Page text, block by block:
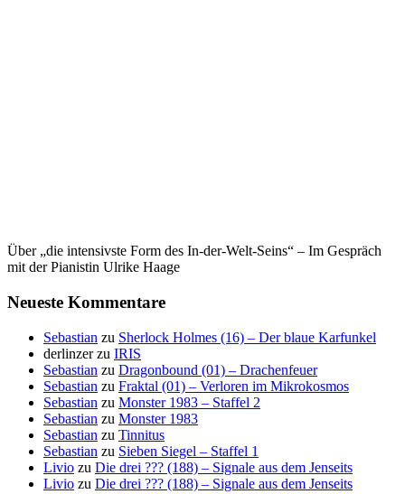
Über „die intensivste Form des In-der-Welt-Seins“ – Im Gespräch
mit der Pianistin Ulrike Haage
Neueste Kommentare
Sebastian zu Sherlock Holmes (16) – Der blaue Karfunkel
derlinzerzu IRIS
Sebastian zu Dragonbound (01) – Drachenfeuer
Sebastian zu Fraktal (01) – Verloren im Mikrokosmos
Sebastian zu Monster 1983 – Staffel 2
Sebastian zu Monster 1983
Sebastian zu Tinnitus
Sebastian zu Sieben Siegel – Staffel 1
Livio zu Die drei ??? (188) – Signale aus dem Jenseits
Livio zu Die drei ??? (188) – Signale aus dem Jenseits